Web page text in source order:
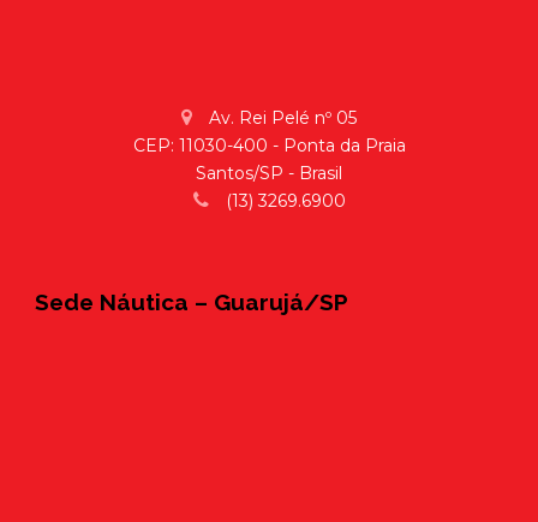
Av. Rei Pelé nº 05
CEP: 11030-400 - Ponta da Praia
Santos/SP - Brasil
(13) 3269.6900
Sede Náutica – Guarujá/SP